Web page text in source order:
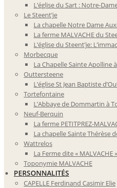
L’église du Sart : Notre-
Le Steent’je
La chapelle Notre Dame
La ferme MALVACHE du
L’église du Steent’je:
Morbecque
La Chapelle Sainte Apolline
Outtersteene
L’église St Jean Baptiste
Tortefontaine
L’Abbaye de Dommartin à
Neuf-Berquin
La ferme PETITPREZ-
La chapelle Sainte Thérèse
Wattrelos
La Ferme dite « MALVACHE
Toponymie MALVACHE
PERSONNALITÉS
CAPELLE Ferdinand Casimir Elie